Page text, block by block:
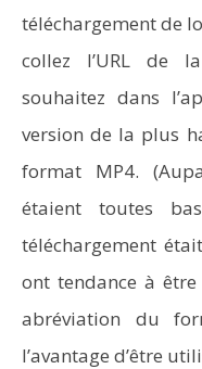
téléchargement de
collez l’URL de
souhaitez dans
version de la plus
format MP4.
étaient toutes
téléchargement
ont tendance à
abréviation du
l’avantage d’être